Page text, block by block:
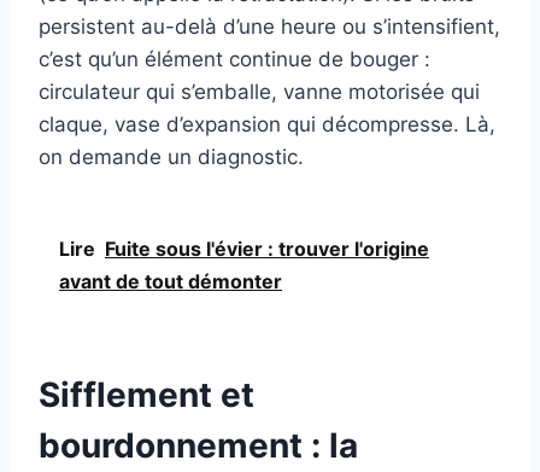
persistent au-delà d’une heure ou s’intensifient,
c’est qu’un élément continue de bouger :
circulateur qui s’emballe, vanne motorisée qui
claque, vase d’expansion qui décompresse. Là,
on demande un diagnostic.
Lire Fuite sous l'évier : trouver l'origine
avant de tout démonter
Sifflement et
bourdonnement : la